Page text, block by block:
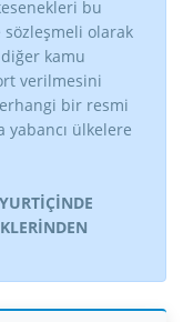
bu
olarak
diğer kamu
verilmesini
bir resmi
yabancı ülkelere